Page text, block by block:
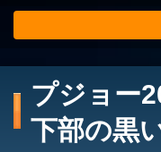
プジョー
下部の黒